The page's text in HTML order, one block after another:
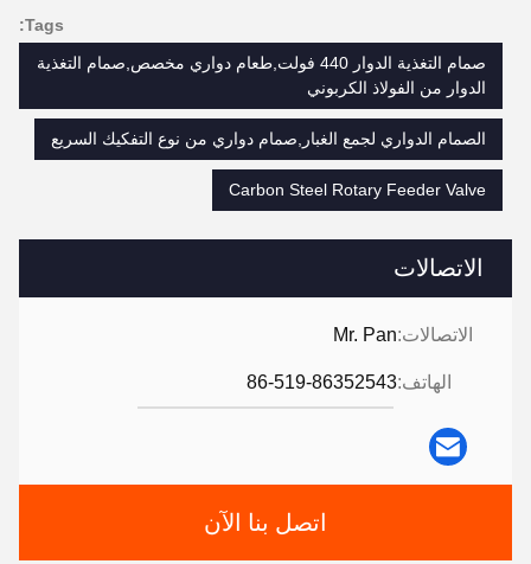
الاتصالات
الاتصالات:Mr. Pan
الهاتف:86-519-86352543
اتصل بنا الآن
Tags:
صمام التغذية الدوار 440 فولت,طعام دواري مخصص,صمام التغذية
الدوار من الفولاذ الكربوني
الصمام الدواري لجمع الغبار,صمام دواري من نوع التفكيك السريع
Carbon Steel Rotary Feeder Valve